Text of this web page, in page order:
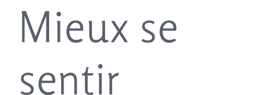
Mieux se
sentir